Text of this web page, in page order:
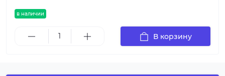
в наличии
В корзину